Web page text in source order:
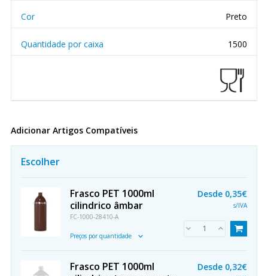
Cor Preto
Quantidade por caixa 1500
Adicionar Artigos Compatíveis
Escolher
Frasco PET 1000ml
cilindrico âmbar
FC-1000-28410-A
Preços por quantidade
Desde 0,35€
s/IVA
Frasco PET 1000ml
Desde 0,32€